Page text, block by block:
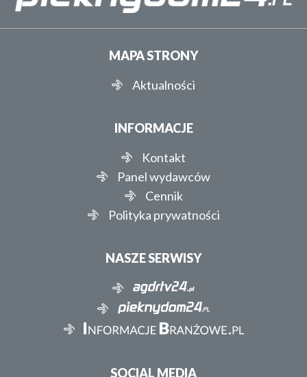
MAPA STRONY
Aktualności
INFORMACJE
Kontakt
Panel wydawców
Cennik
Polityka prywatności
NASZE SERWISY
SOCIAL MEDIA